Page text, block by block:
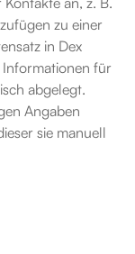
zu einer
in Dex
für
abgelegt.
Angaben
sie manuell